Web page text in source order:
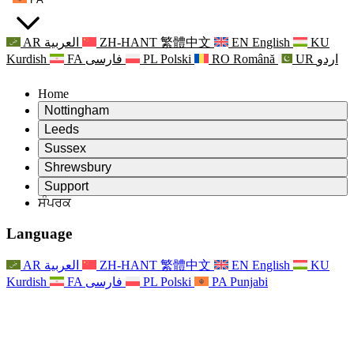
AR العربية ZH-HANT 繁體中文 EN English
KU
Kurdish
FA فارسی PL Polski RO Română UR اردو
Home
Nottingham
Review
ਸਮੀਖਿਆ ਦੇ ਚੇਅਰਮੈਨ
ਸੁਤੰਤਰ ਸਮੀਖਿਆ ਟੀਮ
ਸੰਦਰਭ ਦੀਆਂ ਸ਼ਰਤਾਂ
ਸੁਤੰਤਰ ਸਮੀਖਿਆ ਦੀ ਅੰਤਿਮ ਰਿਪੋਰਟ
ਅਕਸਰ ਪੁੱਛੇ ਜਾਣ ਵਾਲੇ ਸਵਾਲ
ਪਰਿਵਾਰਕ ਫੀਡਬੈਕ ਪ੍ਰਕਿਰਿਆ
ਨਿਊਜ਼ਲੈਟਰ
ਬਾਹਰ ਕੱਡਣਾ
Leeds
Review
ਸਮੀਖਿਆ ਦੇ ਚੇਅਰਮੈਨ
ਸੁਤੰਤਰ ਸਮੀਖਿਆ ਟੀਮ
ਹਵਾਲੇ ਦੀਆਂ ਸ਼ਰਤਾਂ
ਸੰਪਰਕ
ਪਰਿਵਾਰਾਂ ਲਈ ਮਨੋਵਿਗਿਆਨਕ ਸਹਾਇਤਾ
ਪਰਿਵਾਰਾਂ ਲਈ ਅੱਪਡੇਟ
ਘਟਨਾਵਾਂ
For Staff
ਸਟਾਫ ਲਈ ਸਹਾਇਤਾ
Sussex
Review
ਸਮੀਖਿਆ ਦੇ ਚੇਅਰਮੈਨ
ਸੁਤੰਤਰ ਸਮੀਖਿਆ ਟੀਮ
ਸੰਦਰਭ ਦੀਆਂ ਸ਼ਰਤਾਂ
For Families
ਪਰਿਵਾਰਾਂ ਲਈ ਅੱਪਡੇਟ
ਘਟਨਾਵਾਂ
Shrewsbury
Review
ਜਣੇਪਾ ਸਮੀਖਿਆ ਵਾਸਤੇ ਸੰਦਰਭ ਦੀਆਂ ਸ਼ਰਤਾਂ
ਸੁਤੰਤਰ ਸਮੀਖਿਆ ਦੀ ਅੰਤਿਮ ਰਿਪੋਰਟ
ਸੁਤੰਤਰ ਸਮੀਖਿਆ ਦੀ ਪਹਿਲੀ ਰਿਪੋਰਟ
For Families
ਅੱਪਡੇਟ
Support
Leeds
Nottingham
ਪਰਿਵਾਰਕ ਮਨੋਵਿਗਿਆਨਕ ਸਹਾਇਤਾ ਸੇਵਾ
ਮਾਨਸਿਕ ਸਿਹਤ ਸੰਕਟ ਸਹਾਇਤਾ
ਖੇਤਰੀ ਸੇਵਾਵਾਂ ਨੌਟਿੰਘਮ
National
ਸੰਪਰਕ
Language
AR العربية ZH-HANT 繁體中文 EN English
KU
Kurdish
FA فارسی PL Polski PA Punjabi